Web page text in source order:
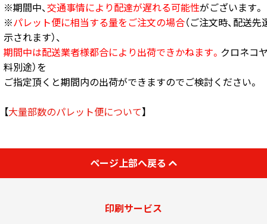
※期間中、交通事情により配達が遅れる可能性がございます。
※パレット便に相当する量をご注文の場合（ご注文時、配送
示されます）、
期間中は配送業者様都合により出荷できかねます。 クロネコ
料別途）を
ご指定頂くと期間内の出荷ができますのでご検討ください。
【大量部数のパレット便について】
ページ上部へ戻る
印刷サービス